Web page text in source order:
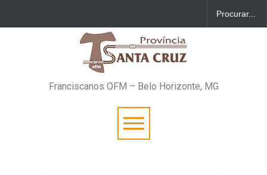
Franciscanos OFM – Belo Horizonte, MG